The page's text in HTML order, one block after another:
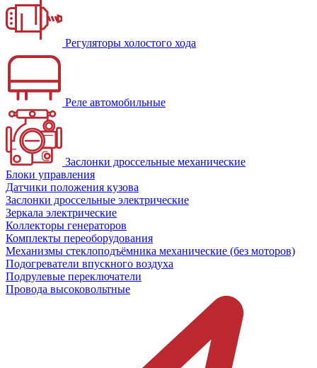
Регуляторы холостого хода
Реле автомобильные
Заслонки дроссельные механические
Блоки управления
Датчики положения кузова
Заслонки дроссельные электрические
Зеркала электрические
Коллекторы генераторов
Комплекты переоборудования
Механизмы стеклоподъёмника механические (без моторов)
Подогреватели впускного воздуха
Подрулевые переключатели
Провода высоковольтные